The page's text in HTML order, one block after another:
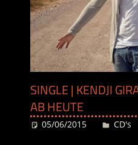
SINGLE | KENDJI
AB HEUTE
05/06/2015 Desiree
CD's